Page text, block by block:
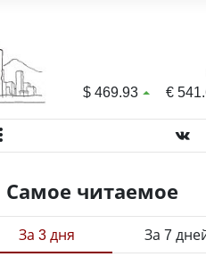
$469.93 €
Самое читаемое
За 3 дня За 7